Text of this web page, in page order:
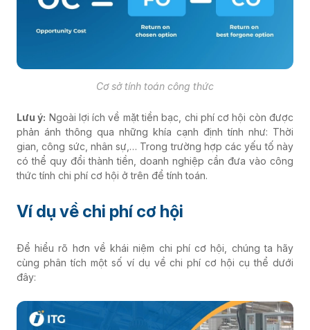
Cơ sở tính toán công thức
Lưu ý: Ngoài lợi ích về mặt tiền bạc, chi phí cơ hội còn được
phản ánh thông qua những khía cạnh định tính như: Thời
gian, công sức, nhân sự,… Trong trường hợp các yếu tố này
có thể quy đổi thành tiền, doanh nghiệp cần đưa vào công
thức tính chi phí cơ hội ở trên để tính toán.
Ví dụ về chi phí cơ hội
Để hiểu rõ hơn về khái niệm chi phí cơ hội, chúng ta hãy
cùng phân tích một số ví dụ về chi phí cơ hội cụ thể dưới
đây: